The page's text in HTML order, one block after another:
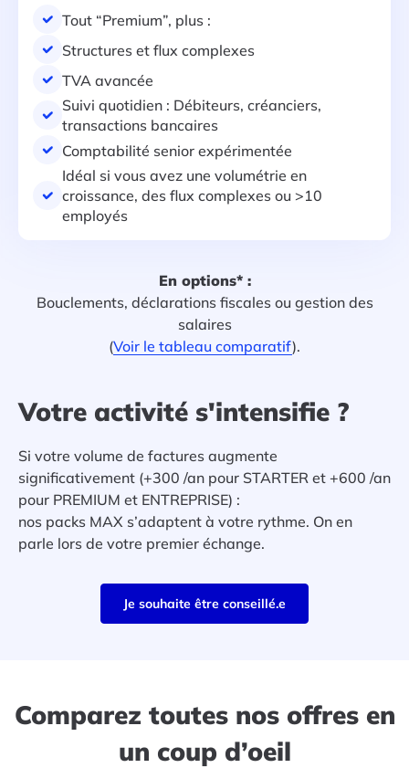
Tout “Premium”, plus :
Structures et flux complexes
TVA avancée
Suivi quotidien : Débiteurs, créanciers,
transactions bancaires
Comptabilité senior expérimentée
Idéal si vous avez une volumétrie en
croissance, des flux complexes ou >10
employés
En options* :
Bouclements, déclarations fiscales ou gestion des
salaires
(Voir le tableau comparatif).
Votre activité s'intensifie ?
Si votre volume de factures augmente
significativement (+300 /an pour STARTER et +600 /an
pour PREMIUM et ENTREPRISE) :
nos packs MAX s’adaptent à votre rythme. On en
parle lors de votre premier échange.
Je souhaite être conseillé.e
Comparez toutes nos offres en
un coup d’oeil